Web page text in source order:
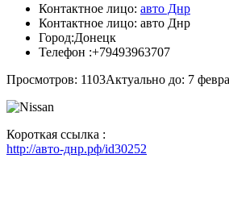
Контактное лицо: авто Днр
Контактное лицо: авто Днр
Город:Донецк
Телефон :+79493963707
Просмотров: 1103Актуально до: 7
Короткая ссылка :
http://авто-днр.рф/id30252